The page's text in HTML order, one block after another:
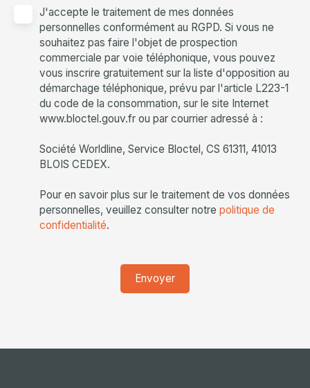
J'accepte le traitement de mes données
personnelles conformément au RGPD. Si vous ne
souhaitez pas faire l'objet de prospection
commerciale par voie téléphonique, vous pouvez
vous inscrire gratuitement sur la liste d'opposition au
démarchage téléphonique, prévu par l'article L223-1
du code de la consommation, sur le site Internet
www.bloctel.gouv.fr ou par courrier adressé à :
Société Worldline, Service Bloctel, CS 61311, 41013
BLOIS CEDEX.
Pour en savoir plus sur le traitement de vos données
personnelles, veuillez consulter notre politique de
confidentialité.
Envoyer